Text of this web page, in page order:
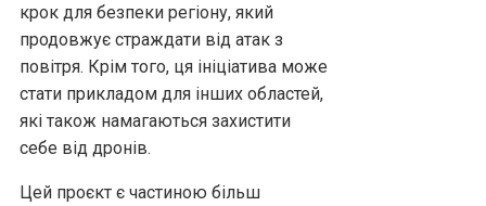
крок для безпеки регіону, який
продовжує страждати від атак з
повітря. Крім того, ця ініціатива може
стати прикладом для інших областей,
які також намагаються захистити
себе від дронів.
Цей проєкт є частиною більш